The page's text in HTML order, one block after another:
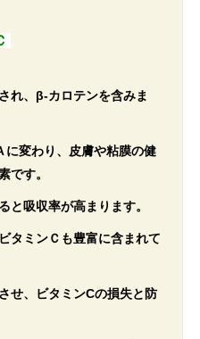
れ、β-カロテンを含みま
に変わり、皮膚や粘膜の健
です。
と吸収率が高まります。
タミンＣも豊富に含まれて
せ、ビタミンCの損失と防